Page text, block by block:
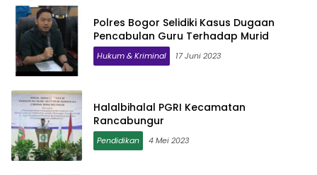
Polres Bogor Selidiki Kasus Dugaan
Pencabulan Guru Terhadap Murid
Hukum & Kriminal 17 Juni 2023
Halalbihalal PGRI Kecamatan
Rancabungur
Pendidikan 4 Mei 2023